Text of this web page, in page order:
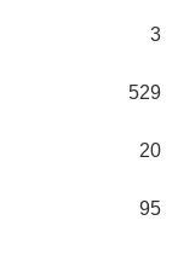
3
529
20
95